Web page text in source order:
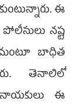
ఈ
నష్ట
బాధిత
తెనాలిలో
ఈ